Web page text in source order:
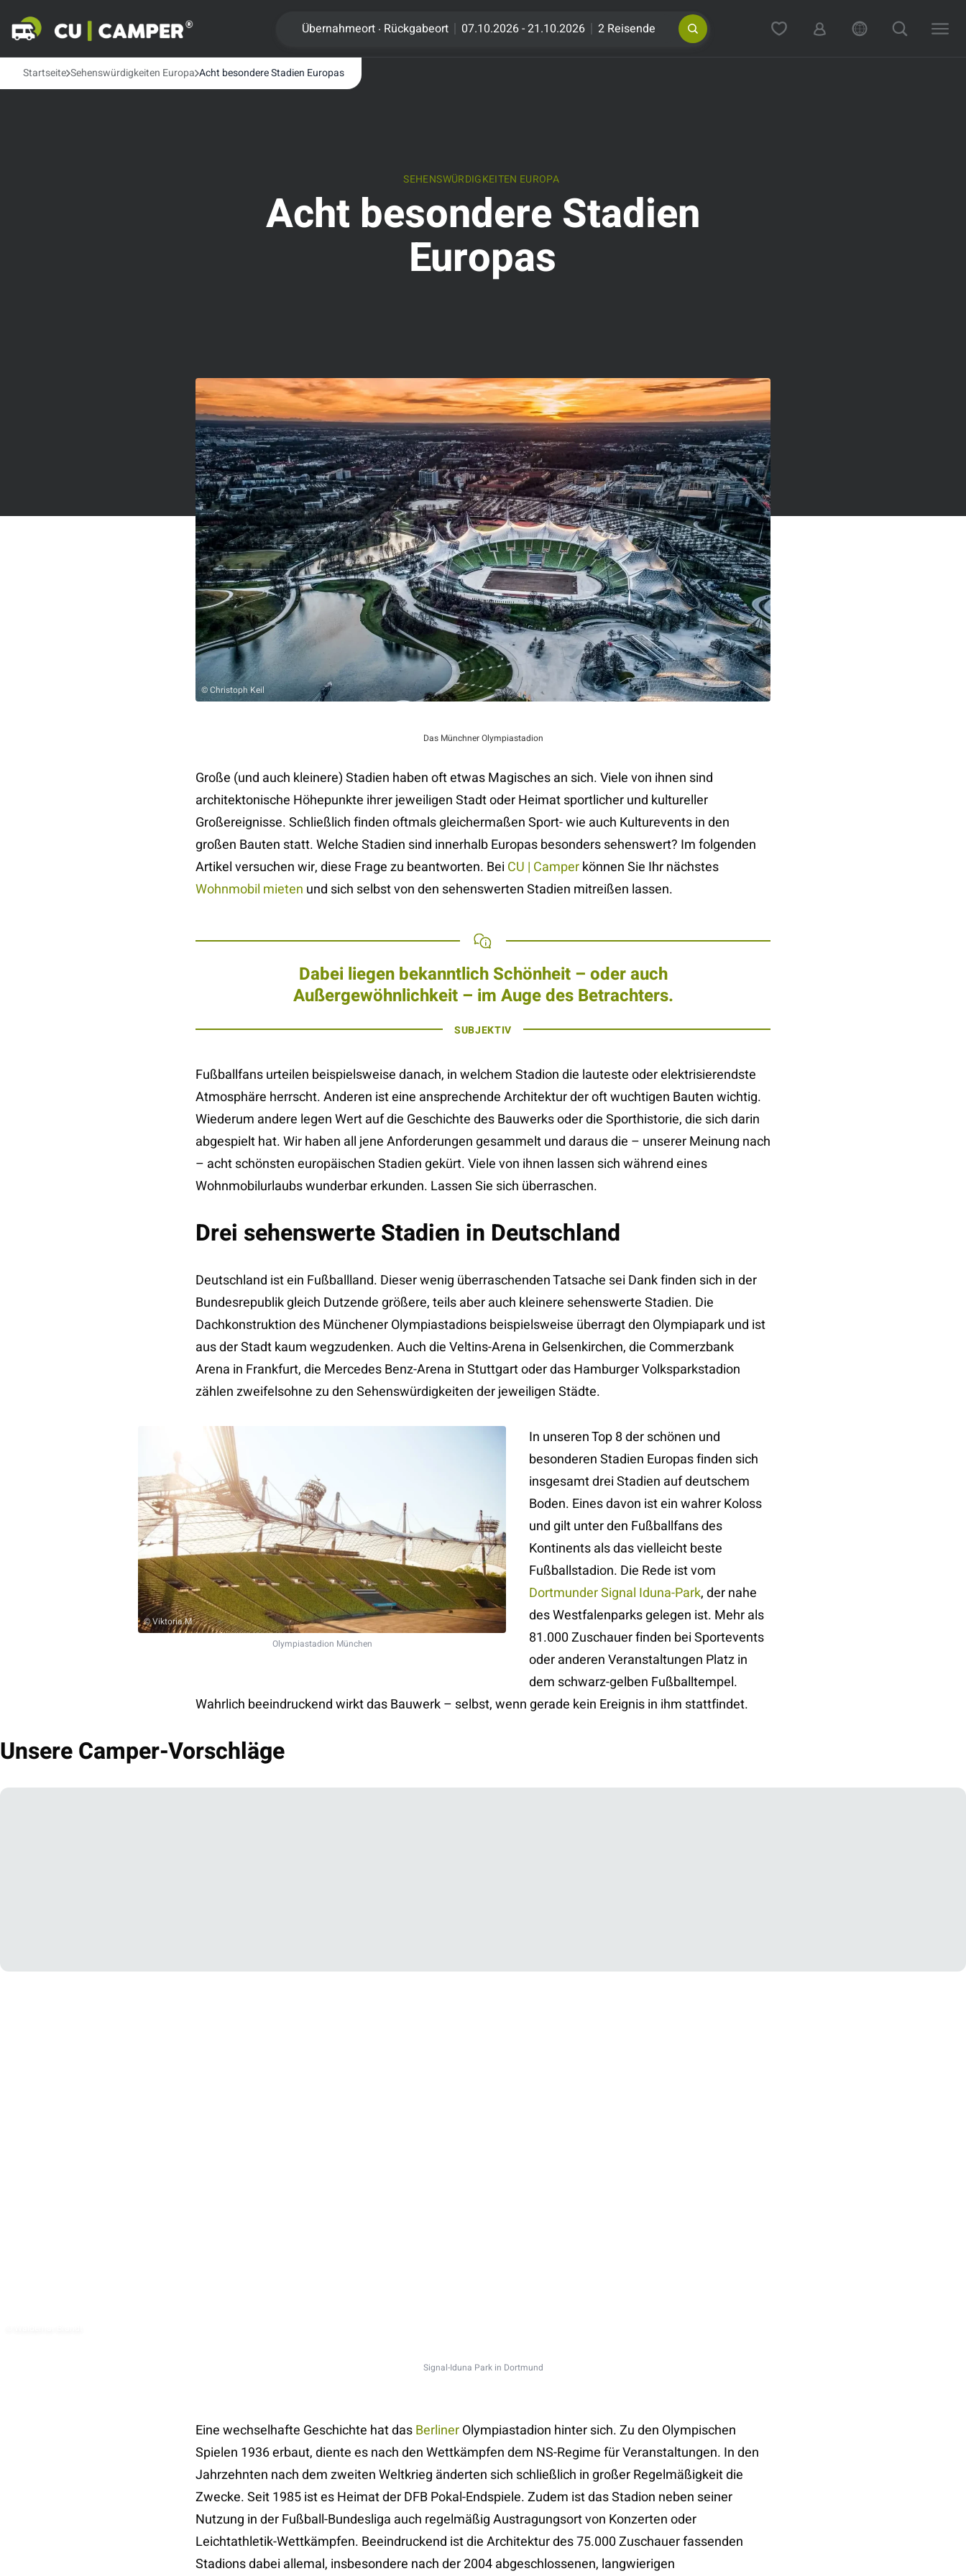
Übernahmeort . Rückgabeort 07.10.2026 - 21.10.2026 2 Reisende
Startseite Sehenswürdigkeiten Europa Acht besondere Stadien Europas
SEHENSWÜRDIGKEITEN EUROPA
Acht besondere Stadien
Europas
© Christoph Keil
Das Münchner Olympiastadion
Große (und auch kleinere) Stadien haben oft etwas Magisches an sich. Viele von ihnen sind
architektonische Höhepunkte ihrer jeweiligen Stadt oder Heimat sportlicher und kultureller
Großereignisse. Schließlich finden oftmals gleichermaßen Sport- wie auch Kulturevents in den
großen Bauten statt. Welche Stadien sind innerhalb Europas besonders sehenswert? Im folgenden
Artikel versuchen wir, diese Frage zu beantworten. Bei CU | Camperkönnen Sie Ihr nächstes
Wohnmobil mieten und sich selbst von den sehenswerten Stadien mitreißen lassen.
Dabei liegen bekanntlich Schönheit – oder auch
Außergewöhnlichkeit – im Auge des Betrachters.
SUBJEKTIV
Fußballfans urteilen beispielsweise danach, in welchem Stadion die lauteste oder elektrisierendste
Atmosphäre herrscht. Anderen ist eine ansprechende Architektur der oft wuchtigen Bauten wichtig.
Wiederum andere legen Wert auf die Geschichte des Bauwerks oder die Sporthistorie, die sich darin
abgespielt hat. Wir haben all jene Anforderungen gesammelt und daraus die – unserer Meinung nach
– acht schönsten europäischen Stadien gekürt. Viele von ihnen lassen sich während eines
Wohnmobilurlaubs wunderbar erkunden. Lassen Sie sich überraschen.
Drei sehenswerte Stadien in Deutschland
Deutschland ist ein Fußballland. Dieser wenig überraschenden Tatsache sei Dank finden sich in der
Bundesrepublik gleich Dutzende größere, teils aber auch kleinere sehenswerte Stadien. Die
Dachkonstruktion des Münchener Olympiastadions beispielsweise überragt den Olympiapark und ist
aus der Stadt kaum wegzudenken. Auch die Veltins-Arena in Gelsenkirchen, die Commerzbank
Arena in Frankfurt, die Mercedes Benz-Arena in Stuttgart oder das Hamburger Volksparkstadion
zählen zweifelsohne zu den Sehenswürdigkeiten der jeweiligen Städte.
© Viktoria M.
Olympiastadion München
In unseren Top 8 der schönen und
besonderen Stadien Europas finden sich
insgesamt drei Stadien auf deutschem
Boden. Eines davon ist ein wahrer Koloss
und gilt unter den Fußballfans des
Kontinents als das vielleicht beste
Fußballstadion. Die Rede ist vom
Dortmunder Signal Iduna-Park, der nahe
des Westfalenparks gelegen ist. Mehr als
81.000 Zuschauer finden bei Sportevents
oder anderen Veranstaltungen Platz in
dem schwarz-gelben Fußballtempel.
Wahrlich beeindruckend wirkt das Bauwerk – selbst, wenn gerade kein Ereignis in ihm stattfindet.
Unsere Camper-Vorschläge
Signal-Iduna Park in Dortmund
Eine wechselhafte Geschichte hat dasBerlinerOlympiastadion hinter sich. Zu den Olympischen
Spielen 1936 erbaut, diente es nach den Wettkämpfen dem NS-Regime für Veranstaltungen. In den
Jahrzehnten nach dem zweiten Weltkrieg änderten sich schließlich in großer Regelmäßigkeit die
Zwecke. Seit 1985 ist es Heimat der DFB Pokal-Endspiele. Zudem ist das Stadion neben seiner
Nutzung in der Fußball-Bundesliga auch regelmäßig Austragungsort von Konzerten oder
Leichtathletik-Wettkämpfen. Beeindruckend ist die Architektur des 75.000 Zuschauer fassenden
Stadions dabei allemal, insbesondere nach der 2004 abgeschlossenen, langwierigen